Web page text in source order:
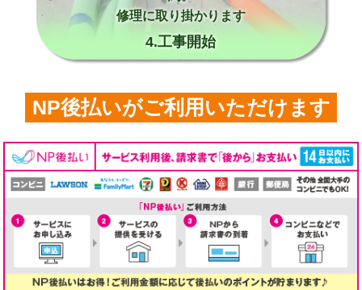
修理に取り掛かります
4.工事開始
NP後払いがご利用いただけます